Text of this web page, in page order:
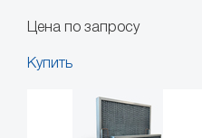
Цена по запросу
Купить